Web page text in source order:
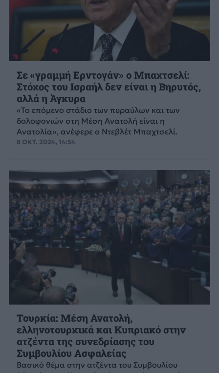
Σε «γραμμή Ερντογάν» ο Μπαχτσελί:
Στόχος του Ισραήλ δεν είναι η Βηρυτός,
αλλά η Άγκυρα
«Το επόμενο στάδιο των πυραύλων και των
δολοφονιών στη Μέση Ανατολή είναι η
Ανατολία», ανέφερε ο Ντεβλέτ Μπαχτσελί.
8 ΟΚΤ. 2024, 14:54
Τουρκία: Μέση Ανατολή,
ελληνοτουρκικά και Κυπριακό στην
ατζέντα της συνεδρίασης του
Συμβουλίου Ασφαλείας
Βασικό θέμα στην ατζέντα του Συμβουλίου